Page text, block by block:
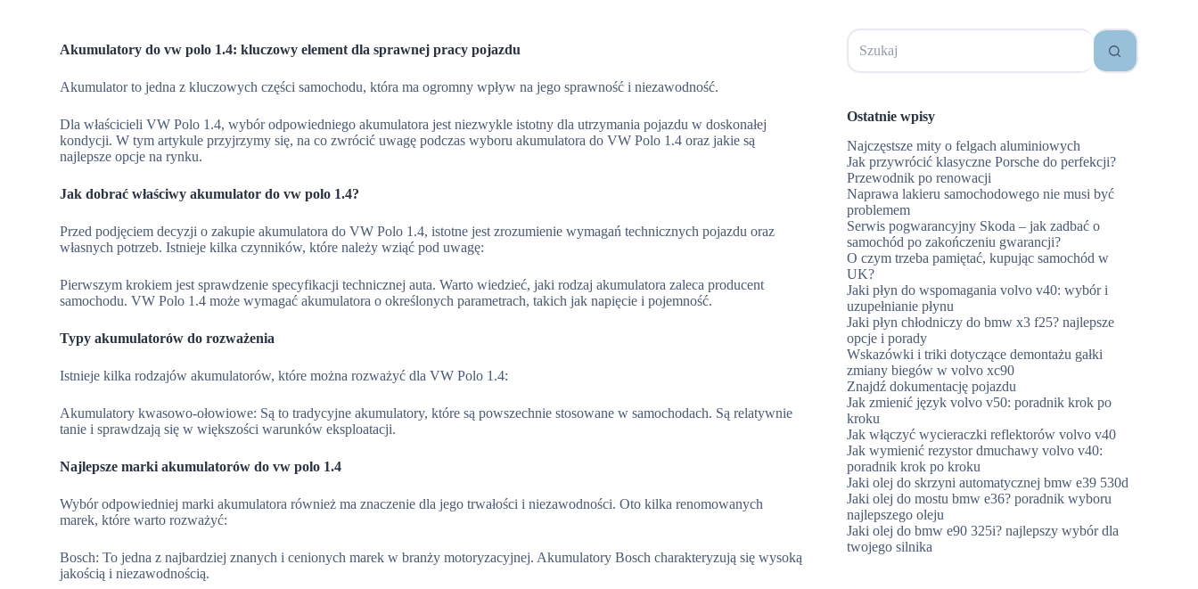
Akumulatory do vw polo 1.4: kluczowy element dla sprawnej pracy pojazdu
Akumulator to jedna z kluczowych części samochodu, która ma ogromny wpływ na jego sprawność i niezawodność.
Dla właścicieli VW Polo 1.4, wybór odpowiedniego akumulatora jest niezwykle istotny dla utrzymania pojazdu w doskonałej
kondycji. W tym artykule przyjrzymy się, na co zwrócić uwagę podczas wyboru akumulatora do VW Polo 1.4 oraz jakie są
najlepsze opcje na rynku.
Jak dobrać właściwy akumulator do vw polo 1.4?
Przed podjęciem decyzji o zakupie akumulatora do VW Polo 1.4, istotne jest zrozumienie wymagań technicznych pojazdu oraz
własnych potrzeb. Istnieje kilka czynników, które należy wziąć pod uwagę:
Pierwszym krokiem jest sprawdzenie specyfikacji technicznej auta. Warto wiedzieć, jaki rodzaj akumulatora zaleca producent
samochodu. VW Polo 1.4 może wymagać akumulatora o określonych parametrach, takich jak napięcie i pojemność.
Typy akumulatorów do rozważenia
Istnieje kilka rodzajów akumulatorów, które można rozważyć dla VW Polo 1.4:
Akumulatory kwasowo-ołowiowe: Są to tradycyjne akumulatory, które są powszechnie stosowane w samochodach. Są relatywnie
tanie i sprawdzają się w większości warunków eksploatacji.
Najlepsze marki akumulatorów do vw polo 1.4
Wybór odpowiedniej marki akumulatora również ma znaczenie dla jego trwałości i niezawodności. Oto kilka renomowanych
marek, które warto rozważyć:
Bosch: To jedna z najbardziej znanych i cenionych marek w branży motoryzacyjnej. Akumulatory Bosch charakteryzują się wysoką
jakością i niezawodnością.
Brak
wyników
Ostatnie wpisy
Najczęstsze mity o felgach aluminiowych
Jak przywrócić klasyczne Porsche do perfekcji?
Przewodnik po renowacji
Naprawa lakieru samochodowego nie musi być
problemem
Serwis pogwarancyjny Skoda – jak zadbać o
samochód po zakończeniu gwarancji?
O czym trzeba pamiętać, kupując samochód w
UK?
Jaki płyn do wspomagania volvo v40: wybór i
uzupełnianie płynu
Jaki płyn chłodniczy do bmw x3 f25? najlepsze
opcje i porady
Wskazówki i triki dotyczące demontażu gałki
zmiany biegów w volvo xc90
Znajdź dokumentację pojazdu
Jak zmienić język volvo v50: poradnik krok po
kroku
Jak włączyć wycieraczki reflektorów volvo v40
Jak wymienić rezystor dmuchawy volvo v40:
poradnik krok po kroku
Jaki olej do skrzyni automatycznej bmw e39 530d
Jaki olej do mostu bmw e36? poradnik wyboru
najlepszego oleju
Jaki olej do bmw e90 325i? najlepszy wybór dla
twojego silnika